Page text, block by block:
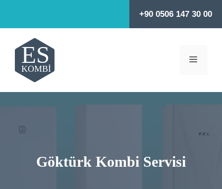
+90 0506 147 30 00
MENÜ
Göktürk Kombi Servisi